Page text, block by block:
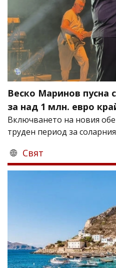
Веско Маринов пусна
за над 1 млн. евро
Включването на новия
труден период за
Свят